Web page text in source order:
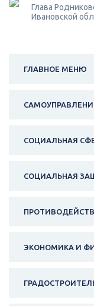
Глава
Ивановской
ГЛАВНОЕ МЕНЮ
СОЦИАЛЬНАЯ
СОЦИАЛЬНАЯ
ЭКОНОМИКА И